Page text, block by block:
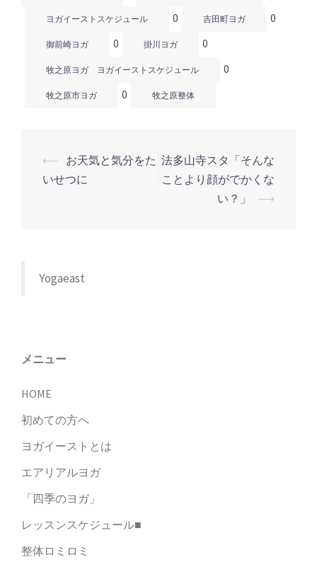
ヨガイーストスケジュール 0 吉田町ヨガ 0
御前崎ヨガ 0 掛川ヨガ 0
牧之原ヨガ ヨガイーストスケジュール 0
牧之原市ヨガ 0 牧之原整体
投
稿
ー
⟵ お天気と気分をた
いせつに
法多山寺スタ「そんな
ことより顔がでかくな
い？」
⟶
Yogaeast
メニュー
HOME
初めての方へ
ヨガイーストとは
エアリアルヨガ
「四季のヨガ」
レッスンスケジュール■
整体ロミロミ